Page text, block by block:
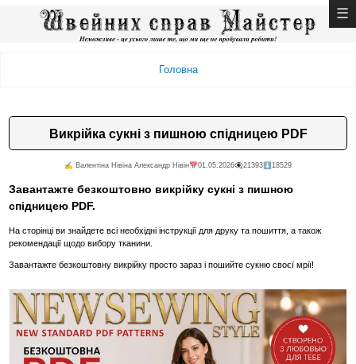
Головна
Викрійка сукні з пишною спідницею PDF
✍️ Валентiна Нiвiна Александр Нiвiн📅01.05.2026👁️‍🗨️21393 ⬇️18529
Завантажте безкоштовно викрійку сукні з пишною
спідницею PDF.
На сторінці ви знайдете всі необхідні інструкції для друку та пошиття, а також
рекомендації щодо вибору тканини.
Завантажте безкоштовну викрійку просто зараз і пошийте сукню своєї мрії!